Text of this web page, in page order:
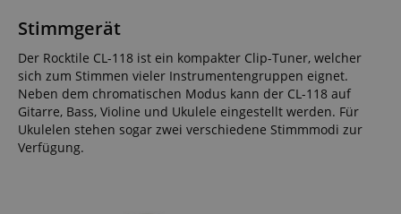
Stimmgerät
Der Rocktile CL-118 ist ein kompakter Clip-Tuner, welcher
sich zum Stimmen vieler Instrumentengruppen eignet.
Neben dem chromatischen Modus kann der CL-118 auf
Gitarre, Bass, Violine und Ukulele eingestellt werden. Für
Ukulelen stehen sogar zwei verschiedene Stimmmodi zur
Verfügung.